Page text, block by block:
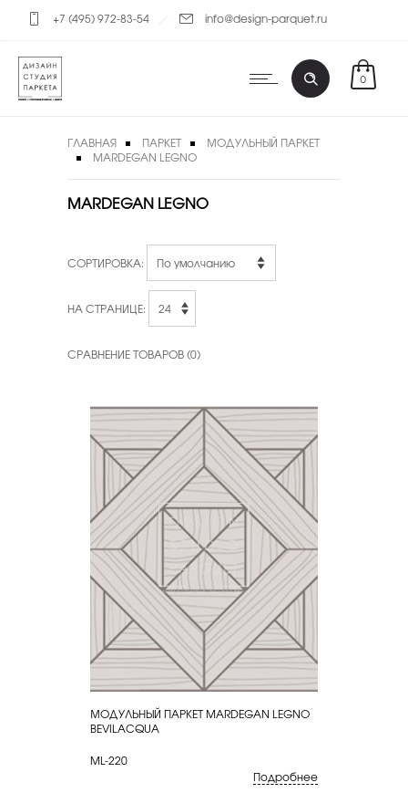
+7 (495) 972-83-54 info@design-parquet.ru
0
ГЛАВНАЯ ПАРКЕТ
МОДУЛЬНЫЙ ПАРКЕТ
MARDEGAN LEGNO
MARDEGAN LEGNO
СОРТИРОВКА:
НА СТРАНИЦЕ:
СРАВНЕНИЕ ТОВАРОВ (0)
КУПИТЬ
МОДУЛЬНЫЙ ПАРКЕТ MARDEGAN LEGNO
BEVILACQUA
ML-220
Подробнее